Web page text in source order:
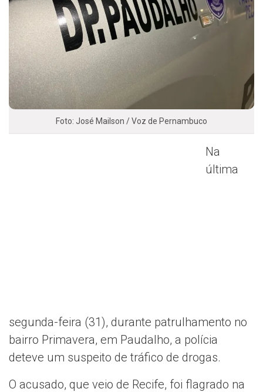
Foto: José Mailson / Voz de Pernambuco
Na
última
segunda-feira (31), durante patrulhamento no
bairro Primavera, em Paudalho, a polícia
deteve um suspeito de tráfico de drogas.
O acusado, que veio de Recife, foi flagrado na